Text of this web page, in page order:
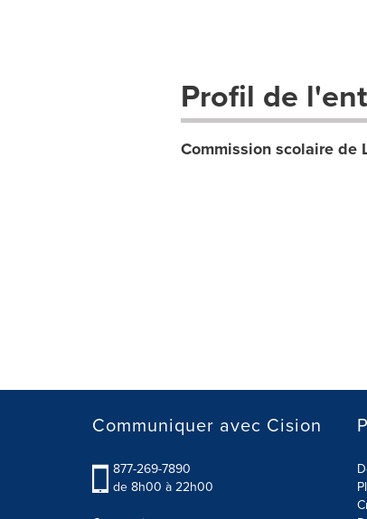
Profil de
Commission scolaire de
Communiquer avec Cision
877-269-7890
de 8h00 à 22h00